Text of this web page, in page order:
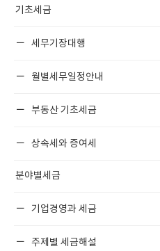
기초세금
세무기장대행
월별세무일정안내
부동산 기초세금
상속세와 증여세
분야별세금
기업경영과 세금
주제별 세금해설